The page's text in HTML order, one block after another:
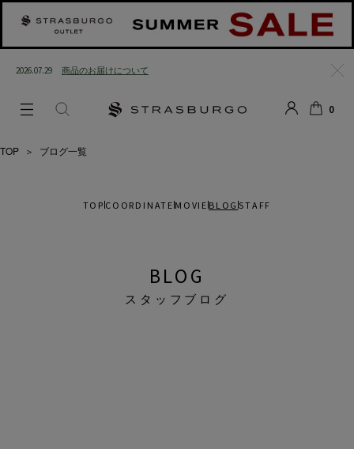
2026.07.29 商品のお届けについて
る
0
TOP ＞ ブログ一覧
TOP COORDINATE MOVIE BLOG STAFF
BLOG
スタッフブログ